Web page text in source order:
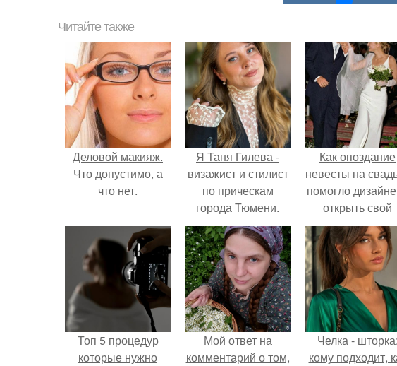
Читайте также
Деловой макияж.
Что допустимо, а
что нет.
Я Таня Гилева -
визажист и стилист
по прическам
города Тюмени.
Как опоздание
невесты на
помогло
открыть свой
бренд.
Топ 5 процедур
которые нужно
Мой ответ на
комментарий о том,
Челка - шторка:
кому подходит,